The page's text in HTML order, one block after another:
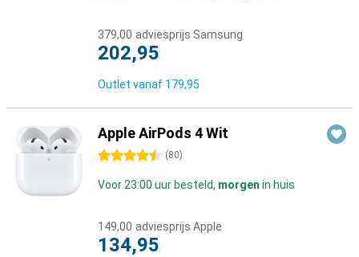
379,00 adviesprijs Samsung
202,95
Outlet vanaf 179,95
Apple AirPods 4 Wit
4.5 sterren (80)
Voor 23:00 uur besteld, morgen in huis
149,00 adviesprijs Apple
134,95